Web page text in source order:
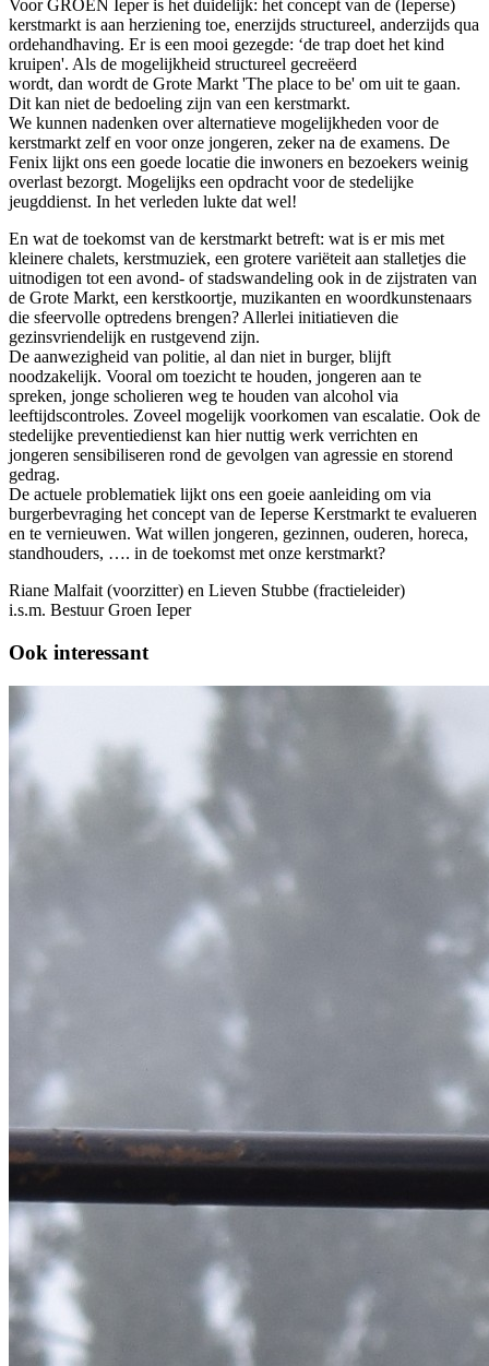
Voor GROEN Ieper is het duidelijk: het concept van de (Ieperse)
kerstmarkt is aan herziening toe, enerzijds structureel, anderzijds qua
ordehandhaving. Er is een mooi gezegde: ‘de trap doet het kind
kruipen'. Als de mogelijkheid structureel gecreëerd
wordt, dan wordt de Grote Markt 'The place to be' om uit te gaan.
Dit kan niet de bedoeling zijn van een kerstmarkt.
We kunnen nadenken over alternatieve mogelijkheden voor de
kerstmarkt zelf en voor onze jongeren, zeker na de examens. De
Fenix lijkt ons een goede locatie die inwoners en bezoekers weinig
overlast bezorgt. Mogelijks een opdracht voor de stedelijke
jeugddienst. In het verleden lukte dat wel!
En wat de toekomst van de kerstmarkt betreft: wat is er mis met
kleinere chalets, kerstmuziek, een grotere variëteit aan stalletjes die
uitnodigen tot een avond- of stadswandeling ook in de zijstraten van
de Grote Markt, een kerstkoortje, muzikanten en woordkunstenaars
die sfeervolle optredens brengen? Allerlei initiatieven die
gezinsvriendelijk en rustgevend zijn.
De aanwezigheid van politie, al dan niet in burger, blijft
noodzakelijk. Vooral om toezicht te houden, jongeren aan te
spreken, jonge scholieren weg te houden van alcohol via
leeftijdscontroles. Zoveel mogelijk voorkomen van escalatie. Ook de
stedelijke preventiedienst kan hier nuttig werk verrichten en
jongeren sensibiliseren rond de gevolgen van agressie en storend
gedrag.
De actuele problematiek lijkt ons een goeie aanleiding om via
burgerbevraging het concept van de Ieperse Kerstmarkt te evalueren
en te vernieuwen. Wat willen jongeren, gezinnen, ouderen, horeca,
standhouders, …. in de toekomst met onze kerstmarkt?
Riane Malfait (voorzitter) en Lieven Stubbe (fractieleider)
i.s.m. Bestuur Groen Ieper
Ook interessant